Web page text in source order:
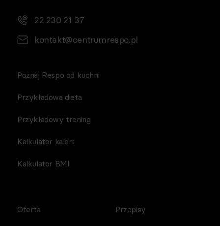
22 230 21 37
kontakt@centrumrespo.pl
Poznaj Respo od kuchni
Przykładowa dieta
Przykładowy trening
Kalkulator kalorii
Kalkulator BMI
Oferta Przepisy